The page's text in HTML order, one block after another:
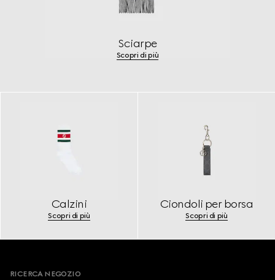
Sciarpe
Scopri di più
Calzini
Scopri di più
Ciondoli per borsa
Scopri di più
Footer
RICERCA NEGOZIO